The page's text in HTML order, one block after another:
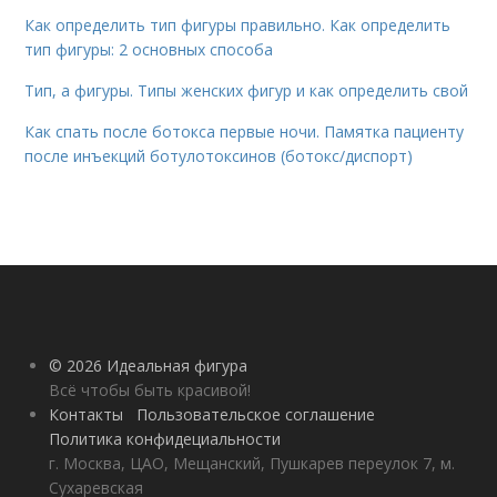
Как определить тип фигуры правильно. Как определить
тип фигуры: 2 основных способа
Тип, а фигуры. Типы женских фигур и как определить свой
Как спать после ботокса первые ночи. Памятка пациенту
после инъекций ботулотоксинов (ботокс/диспорт)
© 2026 Идеальная фигура
Всё чтобы быть красивой!
Контакты
Пользовательское соглашение
Политика конфидециальности
г. Москва, ЦАО, Мещанский, Пушкарев переулок 7, м.
Сухаревская